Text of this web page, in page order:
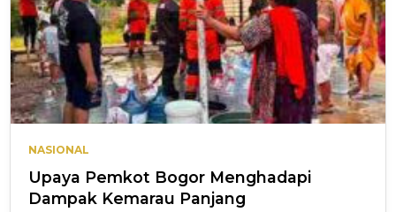
NASIONAL
Upaya Pemkot Bogor Menghadapi
Dampak Kemarau Panjang